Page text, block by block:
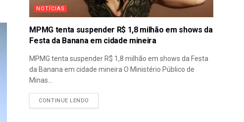
NOTÍCIAS
MPMG tenta suspender R$ 1,8 milhão em shows da
Festa da Banana em cidade mineira
MPMG tenta suspender R$ 1,8 milhão em shows da Festa
da Banana em cidade mineira O Ministério Público de
Minas...
CONTINUE LENDO